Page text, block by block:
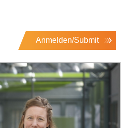
Anmelden/Submit